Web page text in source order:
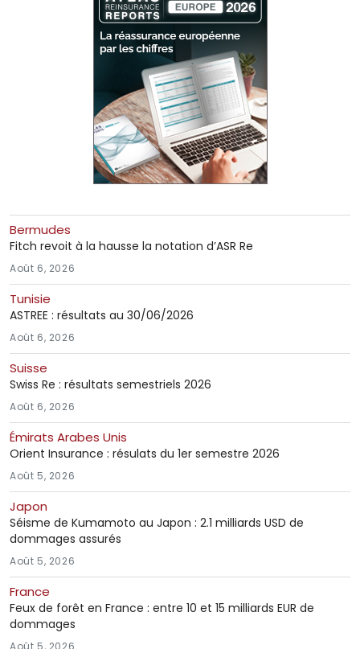
Bermudes
Fitch revoit à la hausse la notation d’ASR Re
Août 6, 2026
Tunisie
ASTREE : résultats au 30/06/2026
Août 6, 2026
Suisse
Swiss Re : résultats semestriels 2026
Août 6, 2026
Émirats Arabes Unis
Orient Insurance : résulats du 1er semestre 2026
Août 5, 2026
Japon
Séisme de Kumamoto au Japon : 2.1 milliards USD de
dommages assurés
Août 5, 2026
France
Feux de forêt en France : entre 10 et 15 milliards EUR de
dommages
Août 5, 2026